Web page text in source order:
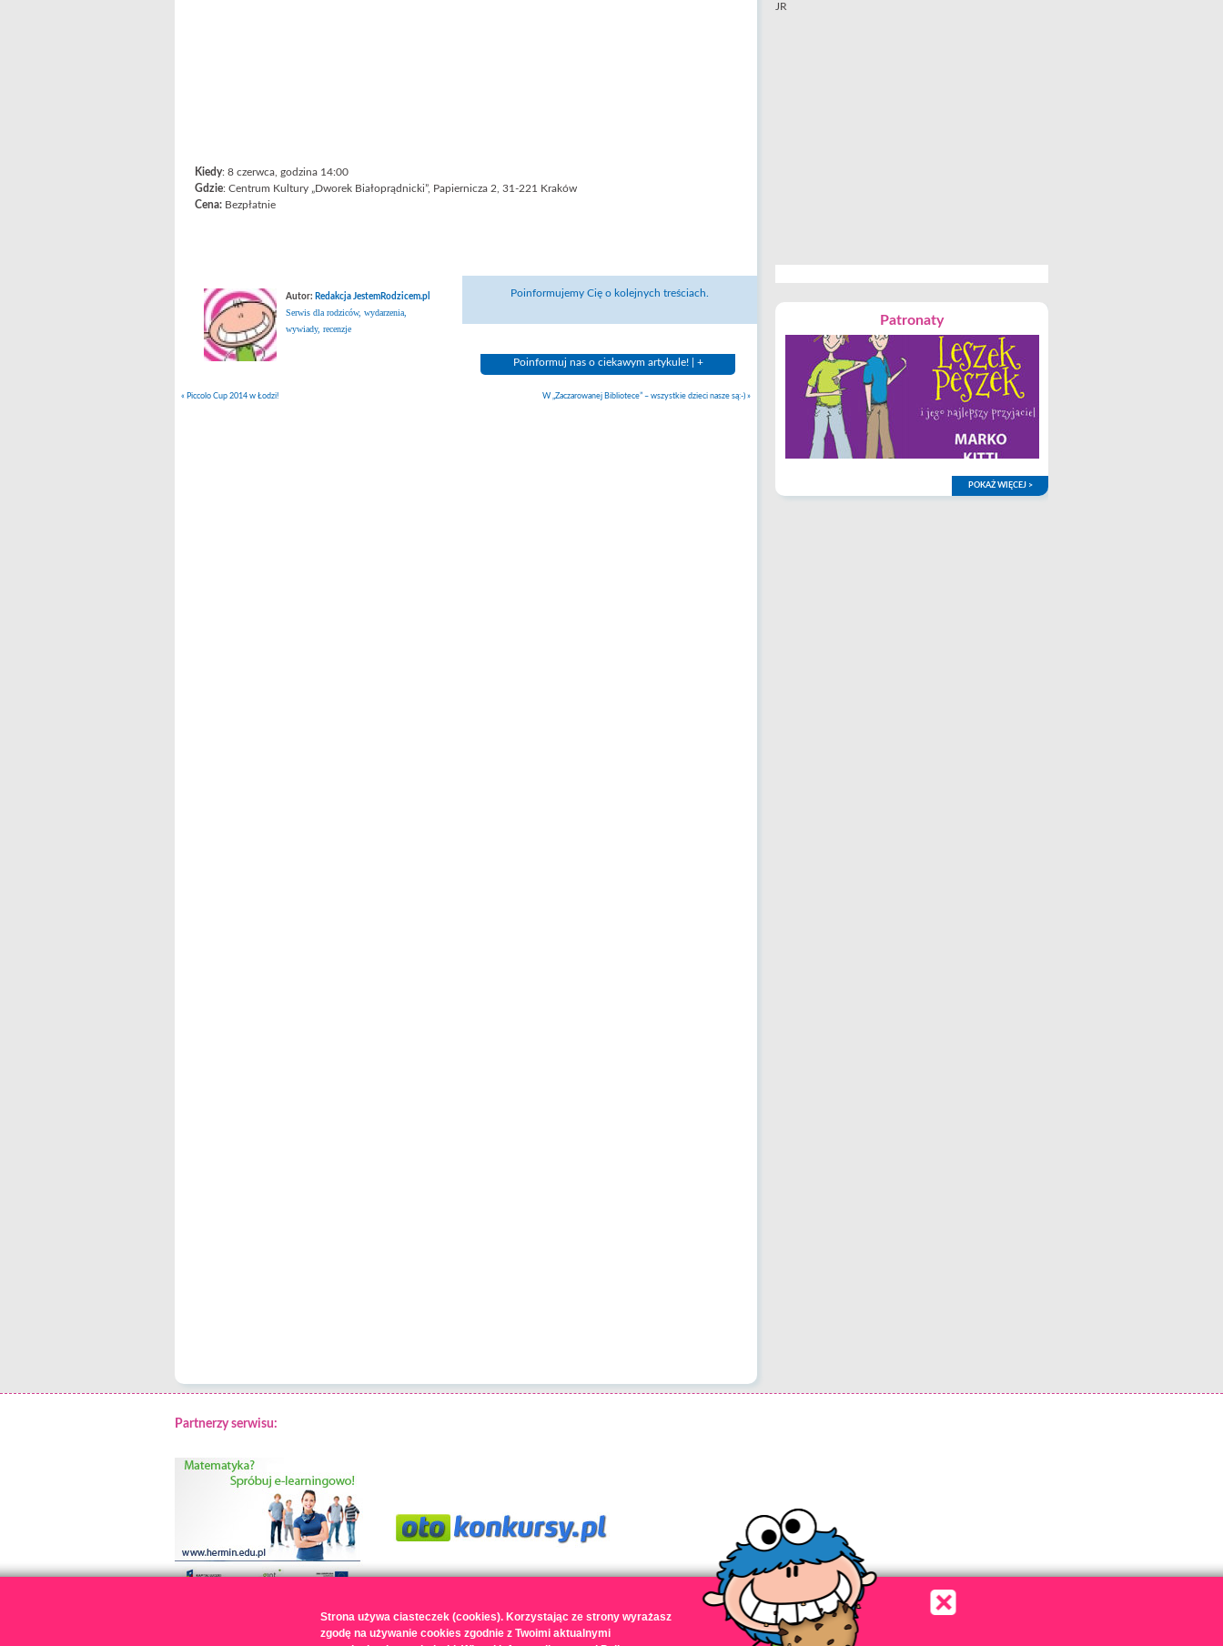
Strona używa ciasteczek (cookies). Korzystając ze strony wyrażasz
zgodę na używanie cookies zgodnie z Twoimi aktualnymi
Kiedy: 8 czerwca, godzina 14:00
Gdzie: Centrum Kultury „Dworek Białoprądnicki”, Papiernicza 2, 31-221 Kraków
Cena: Bezpłatnie
Autor: Redakcja JestemRodzicem.pl
Serwis dla rodziców, wydarzenia,
wywiady, recenzje
Poinformujemy Cię o kolejnych treściach.
Poinformuj nas o ciekawym artykule! | +
« Piccolo Cup 2014 w Łodzi! W „Zaczarowanej Bibliotece” – wszystkie dzieci nasze są:-) »
JR
Patronaty
POKAŻ WIĘCEJ >
Partnerzy serwisu: